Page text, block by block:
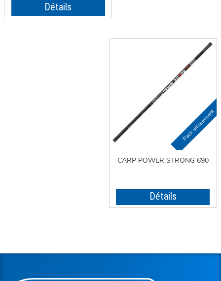
Détails
CARP POWER STRONG 690
Détails